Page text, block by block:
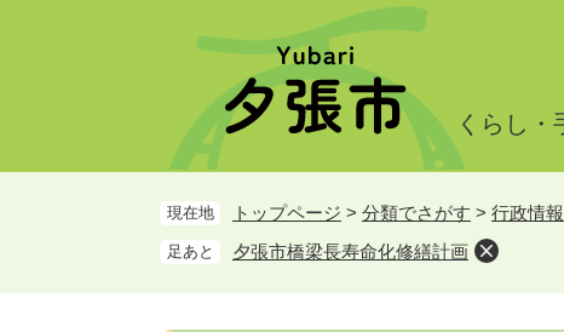
くらし・
現在地 トップページ > 分類でさがす > 行政情報
足あと 夕張市橋梁長寿命化修繕計画